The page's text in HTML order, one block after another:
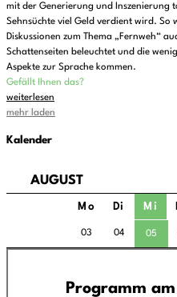
mit der Generierung und Inszenierung
Sehnsüchte viel Geld verdient wird. So
Diskussionen zum Thema „Fernweh“
Schattenseiten beleuchtet und die
Aspekte zur Sprache kommen.
Gefällt Ihnen das?
weiterlesen
mehr laden
Kalender
AUGUST
Mo Di Mi
03 04 05